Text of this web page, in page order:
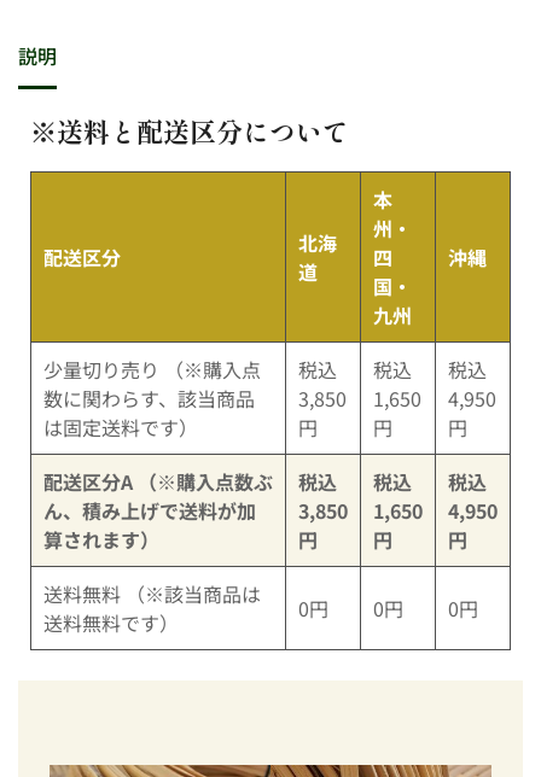
説明
※送料と配送区分について
配送区分
北海
道
本
州・
四
国・
九州
沖縄
少量切り売り （※購入点
数に関わらす、該当商品
は固定送料です）
税込
3,850
円
税込
1,650
円
税込
4,950
円
配送区分A （※購入点数ぶ
ん、積み上げで送料が加
算されます）
税込
3,850
円
税込
1,650
円
税込
4,950
円
送料無料 （※該当商品は
送料無料です）
0円 0円 0円